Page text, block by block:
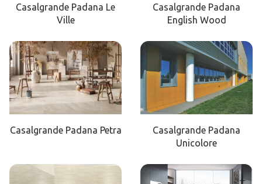
Casalgrande Padana Le
Ville
Casalgrande Padana
English Wood
Casalgrande Padana Petra
Casalgrande Padana
Unicolore